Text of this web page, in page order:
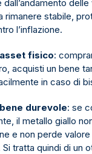
delle
rimanere stabile,
l’inflazione.
asset fisico:
acquisti un bene
in caso di
bene durevole: se
il metallo giallo
e non perde
tratta quindi di un